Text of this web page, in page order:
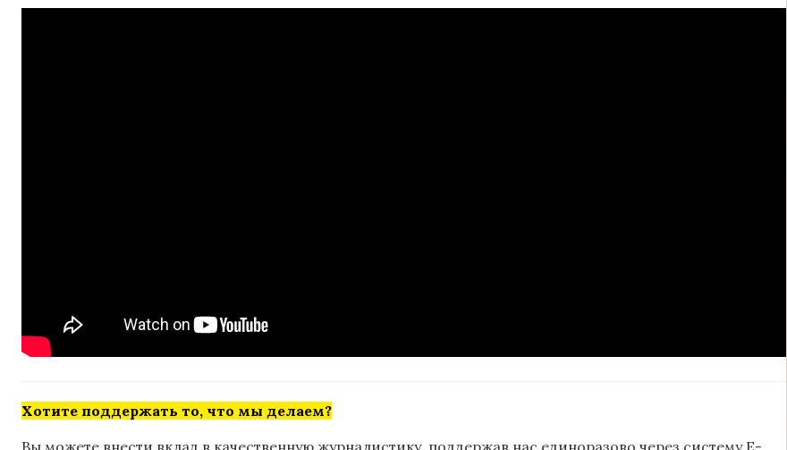
Хотите поддержать то, что мы делаем?
Вы можете внести вклад в качественную журналистику, поддержав нас единоразово через систему E-